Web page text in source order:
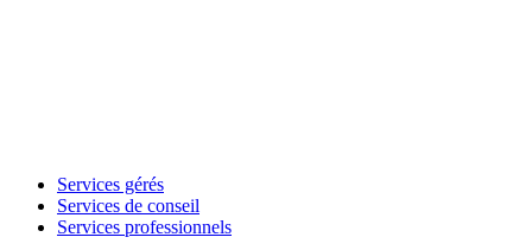
Services gérés
Services de conseil
Services professionnels